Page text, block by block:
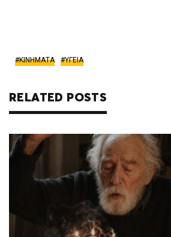
ΚΙΝΗΜΑΤΑ ΥΓΕΙΑ
RELATED POSTS